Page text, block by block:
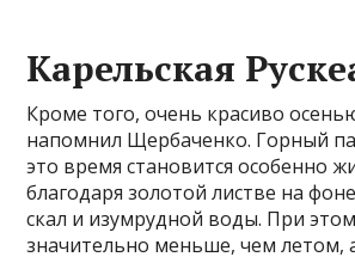
Карельская
Кроме того, очень красиво
напомнил Щербаченко. Горный
это время становится особенно
благодаря золотой листве на
скал и изумрудной воды. При
значительно меньше, чем летом,